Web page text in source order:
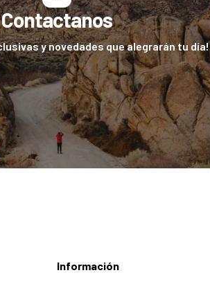
Contactanos
y novedades que alegrarán tu día!
Información